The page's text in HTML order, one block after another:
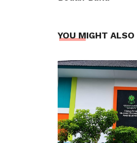
YOU MIGHT ALSO